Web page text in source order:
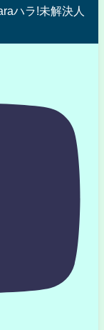
ハラ!未解決人